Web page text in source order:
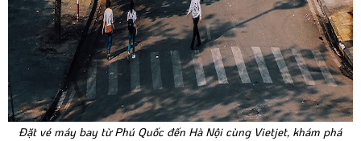
Đặt vé máy bay từ Phú Quốc đến Hà Nội cùng Vietjet, khám phá